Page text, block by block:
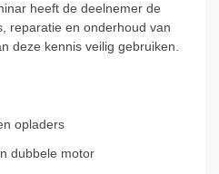
heeft de deelnemer de
reparatie en onderhoud van
deze kennis veilig gebruiken.
opladers
dubbele motor